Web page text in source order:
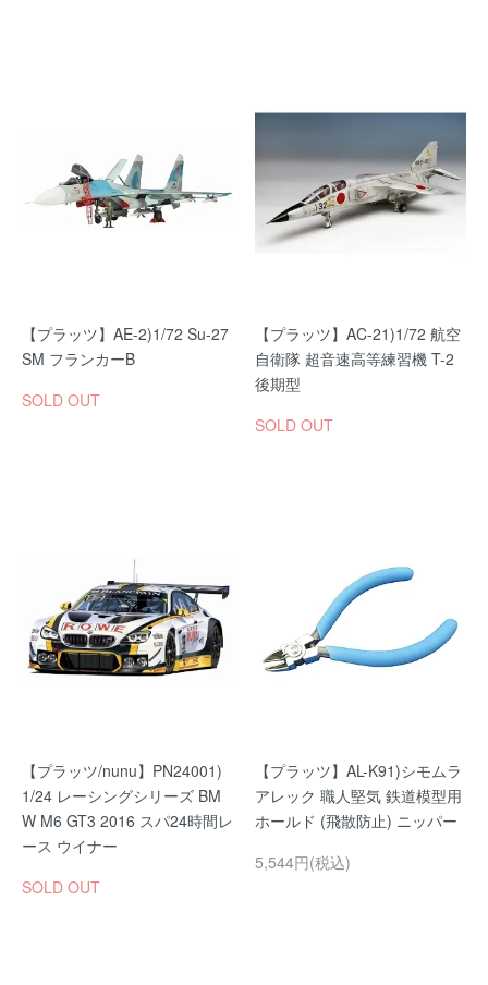
【プラッツ】AE-2)1/72 Su-27
SM フランカーB
SOLD OUT
【プラッツ】AC-21)1/72 航空
自衛隊 超音速高等練習機 T-2
後期型
SOLD OUT
【プラッツ/nunu】PN24001)
1/24 レーシングシリーズ BM
W M6 GT3 2016 スパ24時間レ
ース ウイナー
SOLD OUT
【プラッツ】AL-K91)シモムラ
アレック 職人堅気 鉄道模型用
ホールド (飛散防止) ニッパー
5,544円(税込)